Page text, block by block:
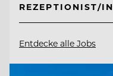
REZEPTIONIST/IN
Entdecke alle Jobs